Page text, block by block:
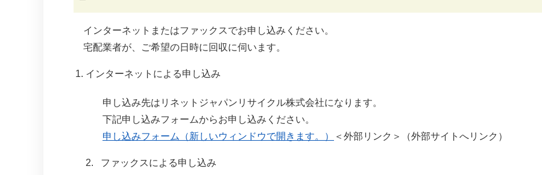
インターネットまたはファックスでお申し込みください。
宅配業者が、ご希望の日時に回収に伺います。
インターネットによる申し込み
申し込み先はリネットジャパンリサイクル株式会社になります。
下記申し込みフォームからお申し込みください。
申し込みフォーム（新しいウィンドウで開きます。）
＜外部リンク＞ （外部サイトへリンク）
2. ファックスによる申し込み